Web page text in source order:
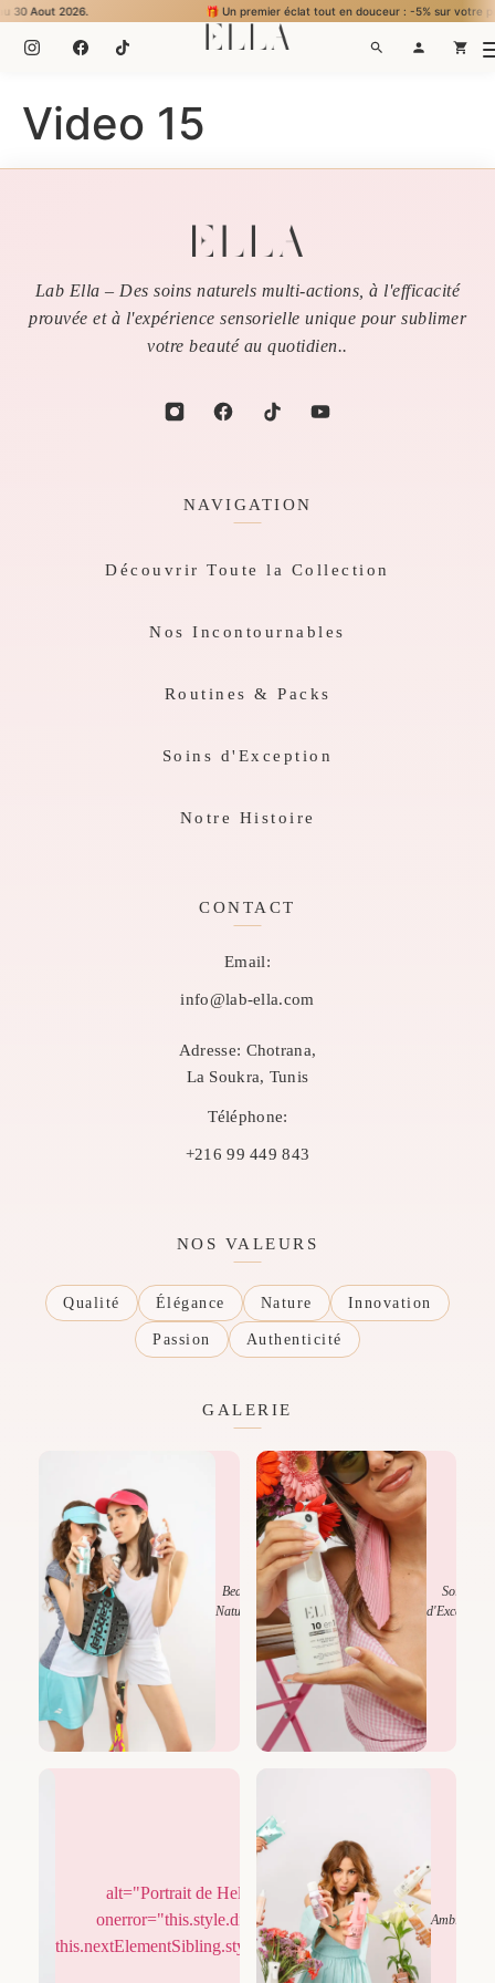
Aout 2026. 🎁 Un premier éclat tout en douceur : -5% sur votre
Video 15
Lab Ella – Des soins naturels multi-actions, à l'efficacité
prouvée et à l'expérience sensorielle unique pour sublimer
votre beauté au quotidien..
NAVIGATION
Découvrir Toute la Collection
Nos Incontournables
Routines & Packs
Soins d'Exception
Notre Histoire
CONTACT
Email:
info@lab-ella.com
Adresse: Chotrana,
La Soukra, Tunis
Téléphone:
+216 99 449 843
NOS VALEURS
Qualité Élégance Nature Innovation
Passion Authenticité
GALERIE
Beauté
Naturelle
Soins
d'Exception
alt="Portrait de Hela Dahmani"
onerror="this.style.display='none';
this.nextElementSibling.style.display='flex';">
Élégance Ambiance